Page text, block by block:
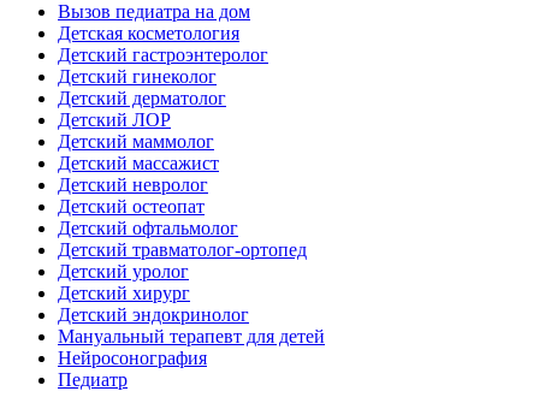
Вызов педиатра на дом
Детская косметология
Детский гастроэнтеролог
Детский гинеколог
Детский дерматолог
Детский ЛОР
Детский маммолог
Детский массажист
Детский невролог
Детский остеопат
Детский офтальмолог
Детский травматолог-ортопед
Детский уролог
Детский хирург
Детский эндокринолог
Мануальный терапевт для детей
Нейросонография
Педиатр